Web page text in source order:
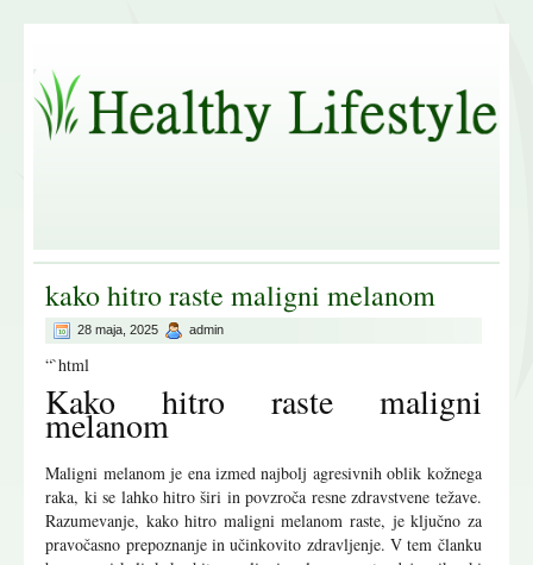
kako hitro raste maligni melanom
28 maja, 2025 admin
“`html
Kako hitro raste maligni
melanom
Maligni melanom je ena izmed najbolj agresivnih oblik kožnega
raka, ki se lahko hitro širi in povzroča resne zdravstvene težave.
Razumevanje, kako hitro maligni melanom raste, je ključno za
pravočasno prepoznanje in učinkovito zdravljenje. V tem članku